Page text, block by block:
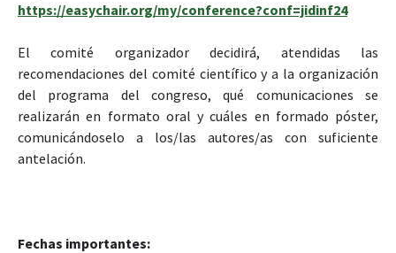
https://easychair.org/my/conference?conf=jidinf24
El comité organizador decidirá, atendidas las
recomendaciones del comité científico y a la organización
del programa del congreso, qué comunicaciones se
realizarán en formato oral y cuáles en formado póster,
comunicándoselo a los/las autores/as con suficiente
antelación.
Fechas importantes: